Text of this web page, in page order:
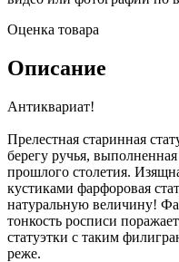
Оценка товара
Описание
Антиквариат!
Прелестная старинная
берегу ручья,
прошлого столетия.
кустиками фарфоровая
натуральную величину!
тонкость росписи
статуэтки с таким
реже.